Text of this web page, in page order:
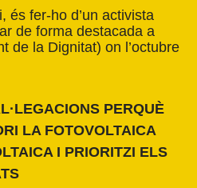
és fer-ho d’un activista
de forma destacada a
de la Dignitat) on l’octubre
PERQUÈ
LA FOTOVOLTAICA
I PRIORITZI ELS